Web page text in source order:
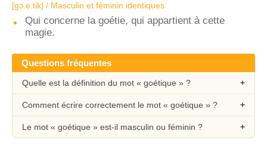
[ɡɔ.e.tik] / Masculin et féminin identiques
Qui concerne la goétie, qui appartient à cette
magie.
Questions fréquentes
Quelle est la définition du mot « goétique » ?
Comment écrire correctement le mot « goétique » ?
Le mot « goétique » est-il masculin ou féminin ?